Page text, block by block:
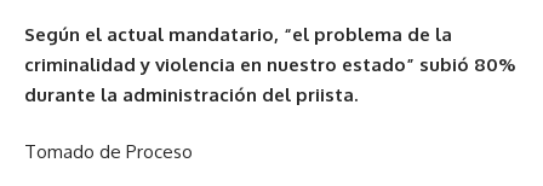
Según el actual mandatario, “el problema de la
criminalidad y violencia en nuestro estado” subió 80%
durante la administración del priista.
Tomado de Proceso